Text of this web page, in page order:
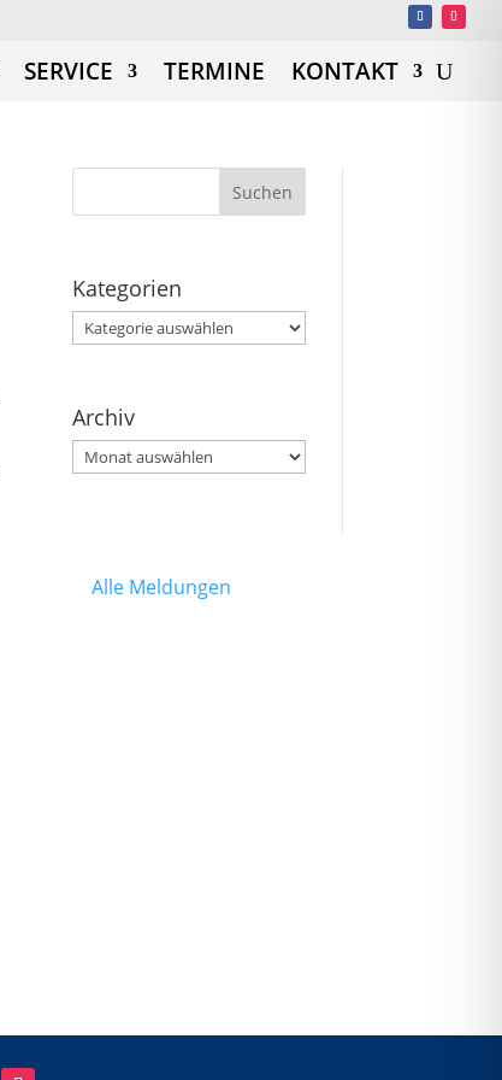
SERVICE TERMINE KONTAKT
Kategorien
Kategorien
Archiv
Archiv
Alle Meldungen